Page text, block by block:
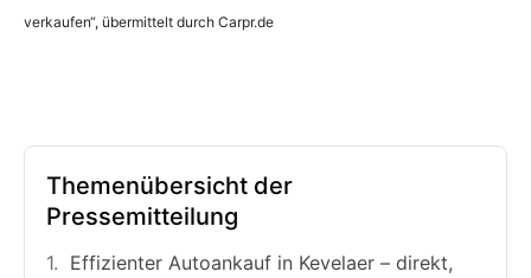
verkaufen“, übermittelt durch Carpr.de
Themenübersicht der
Pressemitteilung
Effizienter Autoankauf in Kevelaer – direkt,